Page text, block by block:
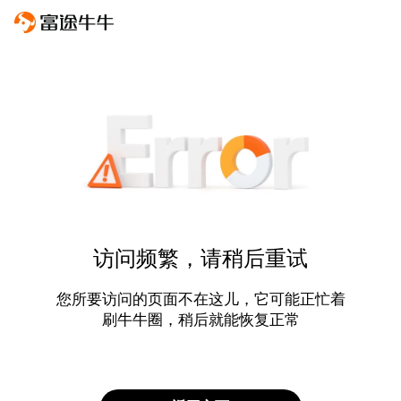
访问频繁，请稍后重试
您所要访问的页面不在这儿，它可能正忙着
刷牛牛圈，稍后就能恢复正常